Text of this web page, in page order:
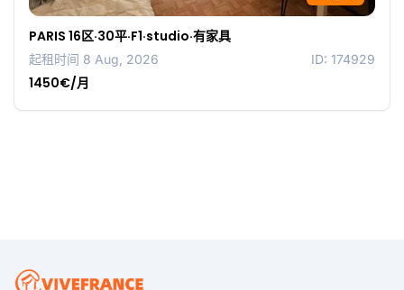
PARIS 16区·30平·F1·studio·有家具
起租时间 8 Aug, 2026 ID: 174929
1450€/月